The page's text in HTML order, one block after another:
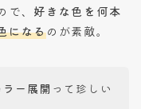
、 好きな色を何本
になるのが素敵。
ー展開 って珍しい